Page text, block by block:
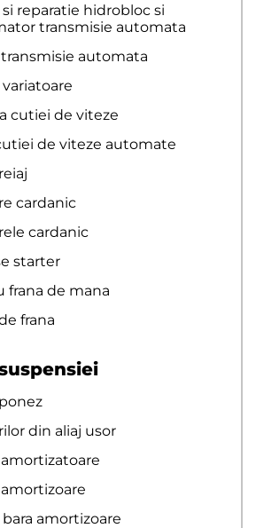
reparatie hidrobloc si
transmisie automata
automata
cutiei de viteze
de viteze automate
cardanic
cardanic
starter
frana de mana
frana
din aliaj usor
amortizoare